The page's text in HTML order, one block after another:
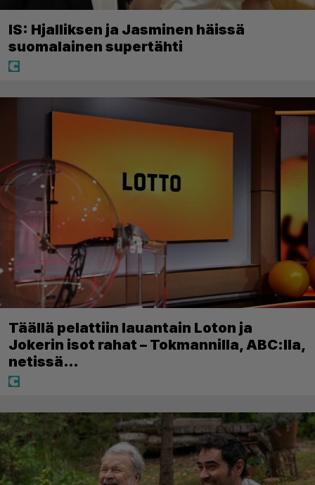
IS: Hjalliksen ja Jasminen häissä
suomalainen supertähti
Täällä pelattiin lauantain Loton ja
Jokerin isot rahat – Tokmannilla, ABC:lla,
netissä…